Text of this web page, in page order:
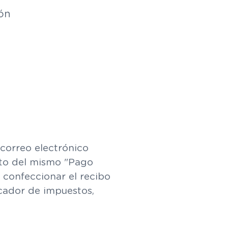
electrónico
del mismo "Pago
confeccionar el recibo
de impuestos,